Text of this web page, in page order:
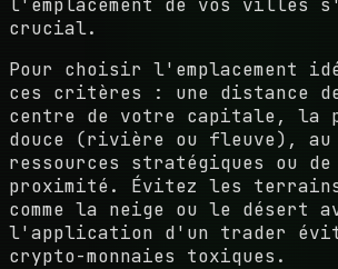
l'emplacement de vos villes
crucial.
Pour choisir l'emplacement
ces critères : une distance
centre de votre capitale, la
douce (rivière ou fleuve), au
ressources stratégiques ou
proximité. Évitez les
comme la neige ou le désert
l'application d'un trader
crypto-monnaies toxiques.